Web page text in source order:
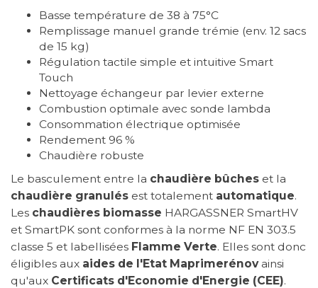
Basse température de 38 à 75°C
Remplissage manuel grande trémie (env. 12 sacs
de 15 kg)
Régulation tactile simple et intuitive Smart
Touch
Nettoyage échangeur par levier externe
Combustion optimale avec sonde lambda
Consommation électrique optimisée
Rendement 96 %
Chaudière robuste
Le basculement entre la chaudière bûches et la
chaudière granulés est totalement automatique.
Les chaudières biomasse HARGASSNER SmartHV
et SmartPK sont conformes à la norme NF EN 303.5
classe 5 et labellisées Flamme Verte. Elles sont donc
éligibles aux aides de l'Etat Maprimerénovainsi
qu'aux Certificats d'Economie d'Energie (CEE).